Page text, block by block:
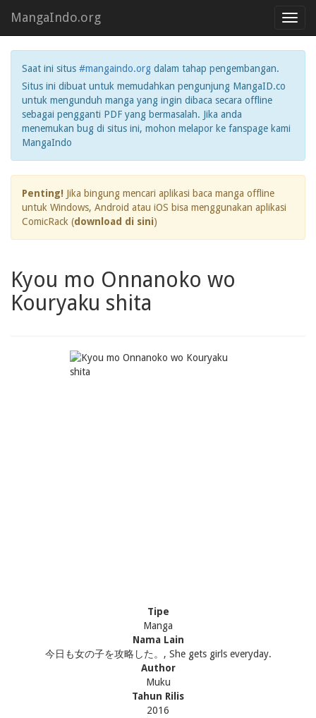
MangaIndo.org
Saat ini situs #mangaindo.org dalam tahap pengembangan.
Situs ini dibuat untuk memudahkan pengunjung MangaID.co
untuk mengunduh manga yang ingin dibaca secara offline
sebagai pengganti PDF yang bermasalah. Jika anda
menemukan bug di situs ini, mohon melapor ke fanspage kami
MangaIndo
Penting! Jika bingung mencari aplikasi baca manga offline
untuk Windows, Android atau iOS bisa menggunakan aplikasi
ComicRack (download di sini)
Kyou mo Onnanoko wo
Kouryaku shita
Tipe
Manga
Nama Lain
今日も女の子を攻略した。, She gets girls everyday.
Author
Muku
Tahun Rilis
2016